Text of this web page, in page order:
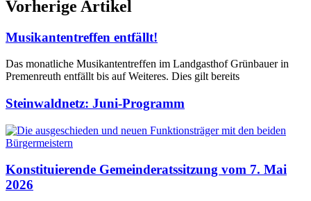
Vorherige Artikel
Musikantentreffen entfällt!
Das monatliche Musikantentreffen im Landgasthof Grünbauer in
Premenreuth entfällt bis auf Weiteres. Dies gilt bereits
Steinwaldnetz: Juni-Programm
Konstituierende Gemeinderatssitzung vom 7. Mai
2026